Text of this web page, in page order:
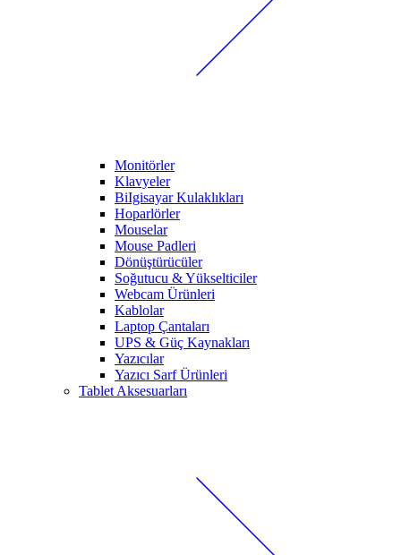
Monitörler
Klavyeler
BiIgisayar Kulaklıkları
Hoparlörler
Mouselar
Mouse Padleri
Dönüştürücüler
Soğutucu & Yükselticiler
Webcam Ürünleri
Kablolar
Laptop Çantaları
UPS & Güç Kaynakları
Yazıcılar
Yazıcı Sarf Ürünleri
Tablet Aksesuarları